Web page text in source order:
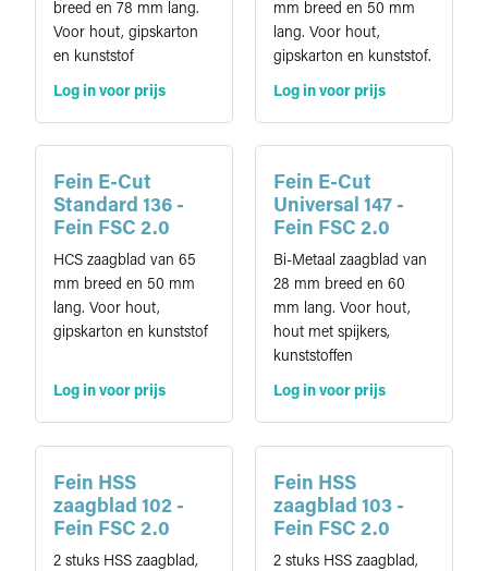
breed en 78 mm lang.
Voor hout, gipskarton
en kunststof
Log in voor prijs
mm breed en 50 mm
lang. Voor hout,
gipskarton en kunststof.
Log in voor prijs
Fein E-Cut
Standard 136 -
Fein FSC 2.0
HCS zaagblad van 65
mm breed en 50 mm
lang. Voor hout,
gipskarton en kunststof
Log in voor prijs
Fein E-Cut
Universal 147 -
Fein FSC 2.0
Bi-Metaal zaagblad van
28 mm breed en 60
mm lang. Voor hout,
hout met spijkers,
kunststoffen
Log in voor prijs
Fein HSS
zaagblad 102 -
Fein FSC 2.0
2 stuks HSS zaagblad,
Fein HSS
zaagblad 103 -
Fein FSC 2.0
2 stuks HSS zaagblad,